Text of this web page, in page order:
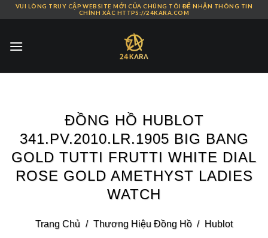
Skip
content
VUI LÒNG TRUY CẬP WEBSITE MỚI CỦA CHÚNG TÔI ĐỂ NHẬN THÔNG TIN
CHÍNH XÁC HTTPS://24KARA.COM
ĐỒNG HỒ HUBLOT
341.PV.2010.LR.1905 BIG BANG
GOLD TUTTI FRUTTI WHITE DIAL
ROSE GOLD AMETHYST LADIES
WATCH
Trang Chủ / Thương Hiệu Đồng Hồ / Hublot